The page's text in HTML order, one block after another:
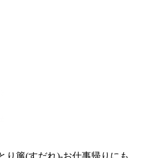
り簾(すだれ)-お仕事帰りにも